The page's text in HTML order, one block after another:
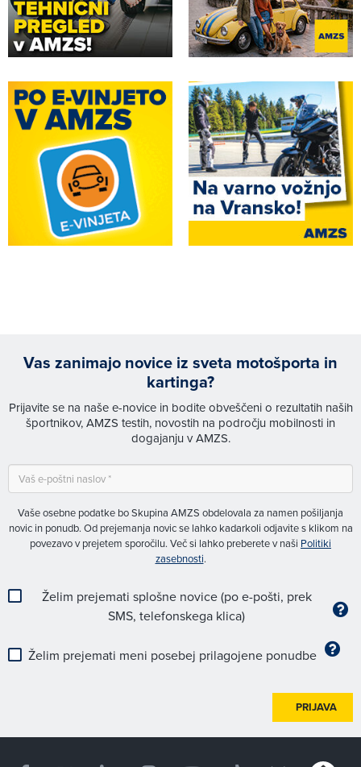
Vas zanimajo novice iz sveta motošporta in
kartinga?
Prijavite se na naše e-novice in bodite obveščeni o rezultatih naših
športnikov, AMZS testih, novostih na področju mobilnosti in
dogajanju v AMZS.
Vaše osebne podatke bo Skupina AMZS obdelovala za namen pošiljanja
novic in ponudb. Od prejemanja novic se lahko kadarkoli odjavite s klikom na
povezavo v prejetem sporočilu. Več si lahko preberete v naši Politiki
zasebnosti.
Želim prejemati splošne novice (po e-pošti, prek
SMS, telefonskega klica)
Želim prejemati meni posebej prilagojene ponudbe
PRIJAVA